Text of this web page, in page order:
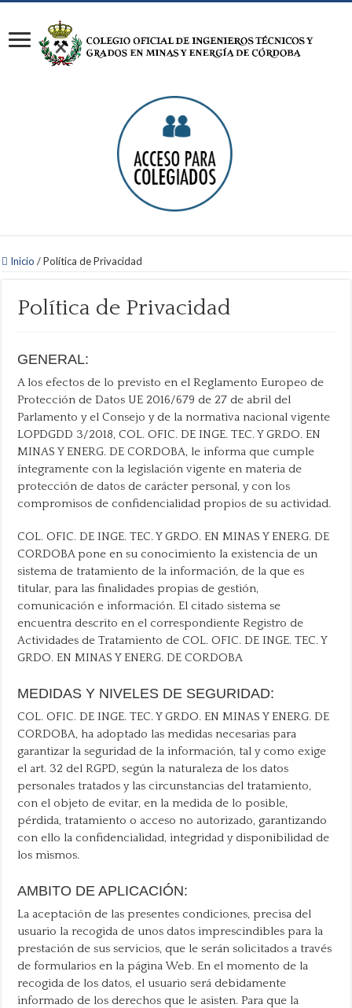
Inicio / Política de Privacidad
Política de Privacidad
GENERAL:
A los efectos de lo previsto en el Reglamento Europeo de
Protección de Datos UE 2016/679 de 27 de abril del
Parlamento y el Consejo y de la normativa nacional vigente
LOPDGDD 3/2018, COL. OFIC. DE INGE. TEC. Y GRDO. EN
MINAS Y ENERG. DE CORDOBA, le informa que cumple
íntegramente con la legislación vigente en materia de
protección de datos de carácter personal, y con los
compromisos de confidencialidad propios de su actividad.
COL. OFIC. DE INGE. TEC. Y GRDO. EN MINAS Y ENERG. DE
CORDOBA pone en su conocimiento la existencia de un
sistema de tratamiento de la información, de la que es
titular, para las finalidades propias de gestión,
comunicación e información. El citado sistema se
encuentra descrito en el correspondiente Registro de
Actividades de Tratamiento de COL. OFIC. DE INGE. TEC. Y
GRDO. EN MINAS Y ENERG. DE CORDOBA
MEDIDAS Y NIVELES DE SEGURIDAD:
COL. OFIC. DE INGE. TEC. Y GRDO. EN MINAS Y ENERG. DE
CORDOBA, ha adoptado las medidas necesarias para
garantizar la seguridad de la información, tal y como exige
el art. 32 del RGPD, según la naturaleza de los datos
personales tratados y las circunstancias del tratamiento,
con el objeto de evitar, en la medida de lo posible,
pérdida, tratamiento o acceso no autorizado, garantizando
con ello la confidencialidad, integridad y disponibilidad de
los mismos.
AMBITO DE APLICACIÓN:
La aceptación de las presentes condiciones, precisa del
usuario la recogida de unos datos imprescindibles para la
prestación de sus servicios, que le serán solicitados a través
de formularios en la página Web. En el momento de la
recogida de los datos, el usuario será debidamente
informado de los derechos que le asisten. Para que la